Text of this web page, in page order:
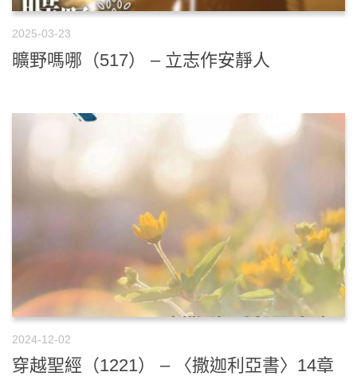
2025-03-23
曠野嗎哪（517） – 立志作安靜人
2024-12-02
穿越聖經（1221） – 〈撒迦利亞書〉14章